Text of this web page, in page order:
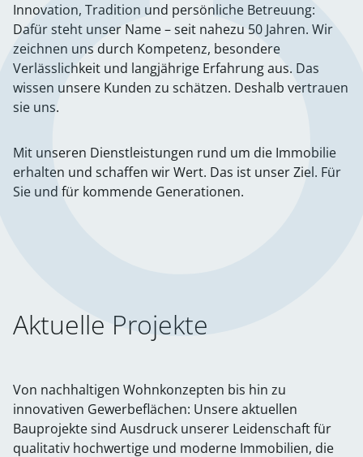
Innovation, Tradition und persönliche Betreuung:
Dafür steht unser Name – seit nahezu 50 Jahren. Wir
zeichnen uns durch Kompetenz, besondere
Verlässlichkeit und langjährige Erfahrung aus. Das
wissen unsere Kunden zu schätzen. Deshalb vertrauen
sie uns.
Mit unseren Dienstleistungen rund um die Immobilie
erhalten und schaffen wir Wert. Das ist unser Ziel. Für
Sie und für kommende Generationen.
Aktuelle Projekte
Von nachhaltigen Wohnkonzepten bis hin zu
innovativen Gewerbeflächen: Unsere aktuellen
Bauprojekte sind Ausdruck unserer Leidenschaft für
qualitativ hochwertige und moderne Immobilien, die